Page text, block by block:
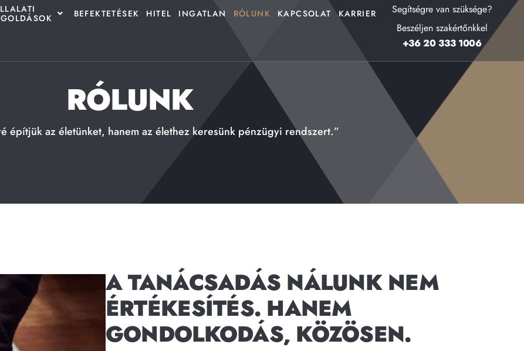
BEFEKTETÉSEK HITEL INGATLAN RÓLUNK KAPCSOLAT KARRIER
Segítségre van szüksége?
Beszéljen szakértőnkkel
+36 20 333 1006
RÓLUNK
építjük az életünket, hanem az élethez keresünk pénzügyi rendszert.”
A TANÁCSADÁS NÁLUNK NEM
ÉRTÉKESÍTÉS. HANEM
GONDOLKODÁS, KÖZÖSEN.